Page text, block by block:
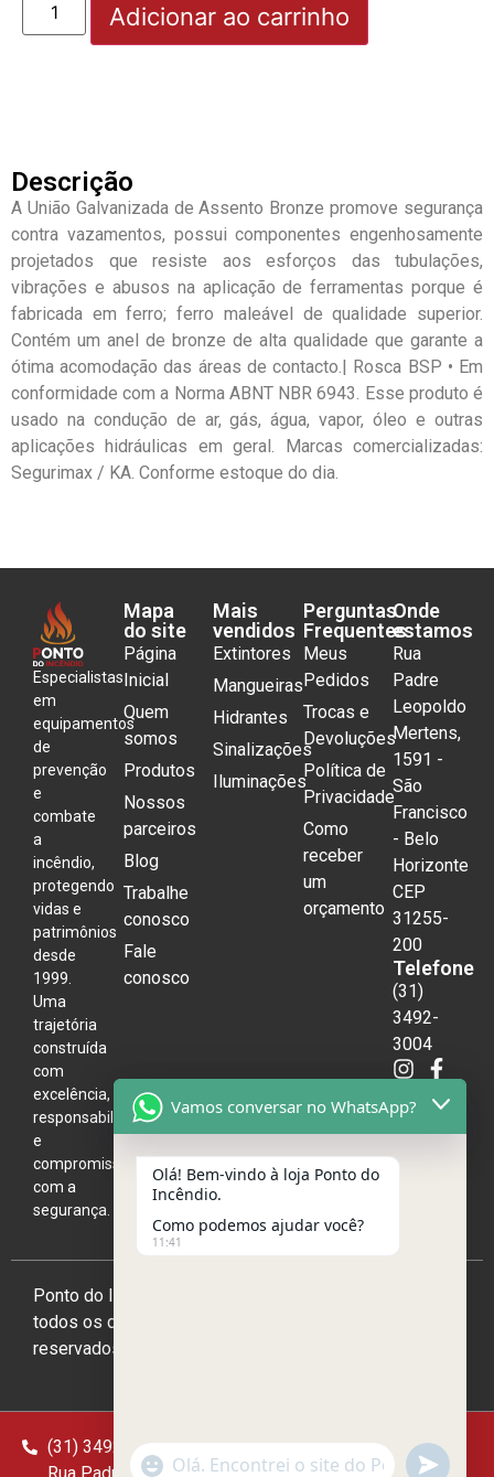
Adicionar ao carrinho
Descrição
A União Galvanizada de Assento Bronze promove segurança
contra vazamentos, possui componentes engenhosamente
projetados que resiste aos esforços das tubulações,
vibrações e abusos na aplicação de ferramentas porque é
fabricada em ferro; ferro maleável de qualidade superior.
Contém um anel de bronze de alta qualidade que garante a
ótima acomodação das áreas de contacto.| Rosca BSP • Em
conformidade com a Norma ABNT NBR 6943. Esse produto é
usado na condução de ar, gás, água, vapor, óleo e outras
aplicações hidráulicas em geral. Marcas comercializadas:
Segurimax / KA. Conforme estoque do dia.
Especialistas
em
equipamentos
de
prevenção
e
combate
a
incêndio,
protegendo
vidas e
patrimônios
desde
1999.
Uma
trajetória
construída
com
excelência,
responsabilidade
e
compromisso
com a
segurança.
Mapa
do site
Página
Inicial
Quem
somos
Produtos
Nossos
parceiros
Blog
Trabalhe
conosco
Fale
conosco
Mais
vendidos
Extintores
Mangueiras
Hidrantes
Sinalizações
Iluminações
Perguntas
Frequentes
Meus
Pedidos
Trocas e
Devoluções
Política de
Privacidade
Como
receber
um
orçamento
Onde
estamos
Rua
Padre
Leopoldo
Mertens,
1591 -
São
Francisco
- Belo
Horizonte
CEP
31255-
200
Telefone
(31)
3492-
3004
Ponto do Incêndio 2026,
todos os direitos
reservados
(31) 3492-3004
(31) 98234-2400
Vamos conversar no WhatsApp?
Olá! Bem-vindo à loja Ponto do
Incêndio.
Como podemos ajudar você?
11:41
"+chaty_settings.lang.emoji_picker+"
WhatsApp